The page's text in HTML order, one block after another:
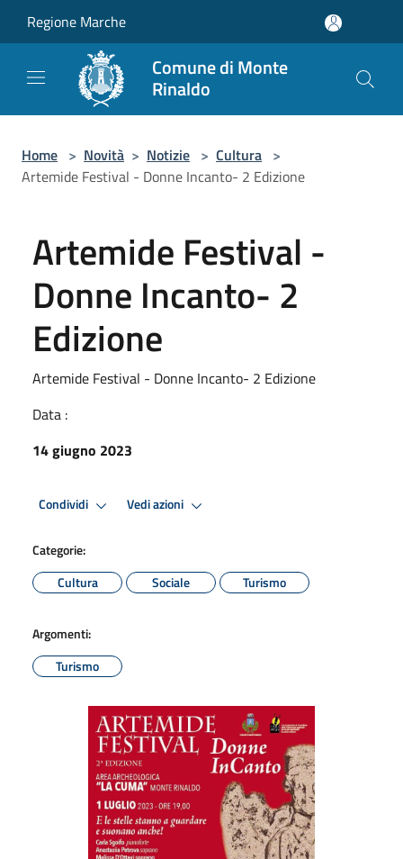
Regione Marche
Comune di Monte
Rinaldo
Home > Novità > Notizie > Cultura >
Artemide Festival - Donne Incanto- 2 Edizione
Artemide Festival -
Donne Incanto- 2
Edizione
Artemide Festival - Donne Incanto- 2 Edizione
Data :
14 giugno 2023
Condividi Vedi azioni
Categorie:
Cultura
Sociale Turismo
Argomenti:
Turismo